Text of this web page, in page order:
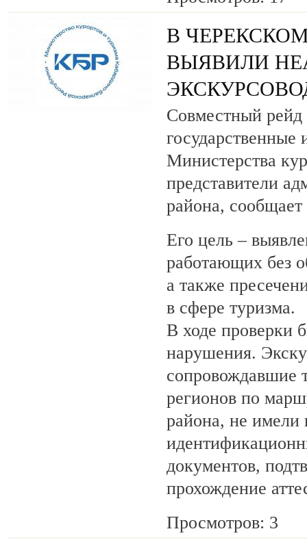
В
ВЫЯВИЛИ
Совместный рейд
государственные
Министерства
представители
района,
Его цель –
работающих без
а также
в сфере туризма.
В ходе проверки
нарушения.
сопровождавшие
регионов по
района, не имели
документов,
прохождение
Просмотров: 3